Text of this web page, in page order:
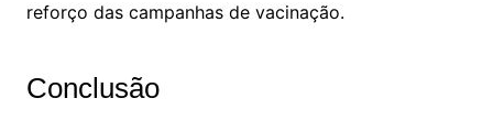
reforço das campanhas de vacinação.
Conclusão